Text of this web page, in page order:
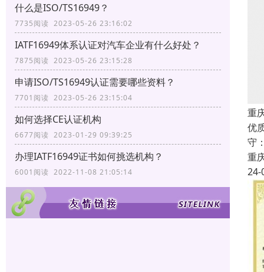
什么是ISO/TS16949？
7735阅读 2023-05-26 23:16:02
IATF16949体系认证对汽车企业有什么好处？
7875阅读 2023-05-26 23:15:28
申请ISO/TS16949认证需要哪些资料？
7701阅读 2023-05-26 23:15:04
如何选择CE认证机构
6677阅读 2023-01-29 09:39:25
办理IATF16949证书如何挑选机构？
6001阅读 2022-11-08 21:05:14
重
优
守
重
24-